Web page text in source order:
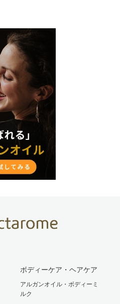
ボディーケア・ヘアケア
アルガンオイル・ボディーミ
ルク